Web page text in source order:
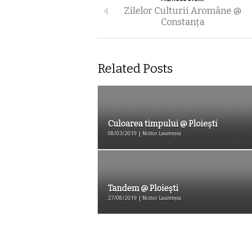
Zilelor Culturii Aromâne @
Constanța
Related Posts
Culoarea timpului @ Ploiești
08/03/2019 | Nistor Laurențiu
Tandem @ Ploiești
27/08/2019 | Nistor Laurențiu